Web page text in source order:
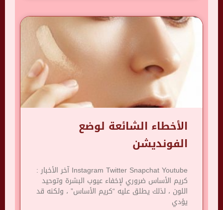
الأخطاء الشائعة لوضع
الفونديشن
Instagram Twitter Snapchat Youtube آخر الأخبار :
كريم الأساس ضروري لإخفاء عيوب البشرة وتوحيد
اللون ، لذلك يطلق عليه “كريم الأساس” ، ولكنه قد
يؤدي